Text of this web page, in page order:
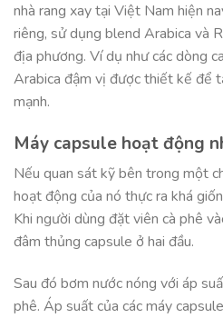
nhà rang xay tại Việt Nam hiện
riêng, sử dụng blend Arabica và
địa phương. Ví dụ như các dòng
Arabica đậm vị được thiết kế để
mạnh.
Máy capsule hoạt động
Nếu quan sát kỹ bên trong một
hoạt động của nó thực ra khá
Khi người dùng đặt viên cà phê
đâm thủng capsule ở hai đầu.
Sau đó bơm nước nóng với áp
phê. Áp suất của các máy